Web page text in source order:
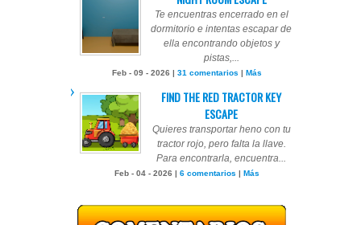
Te encuentras encerrado en el
dormitorio e intentas escapar de
ella encontrando objetos y
pistas,...
Feb - 09 - 2026 | 31 comentarios | Más
FIND THE RED TRACTOR KEY
ESCAPE
Quieres transportar heno con tu
tractor rojo, pero falta la llave.
Para encontrarla, encuentra...
Feb - 04 - 2026 | 6 comentarios | Más